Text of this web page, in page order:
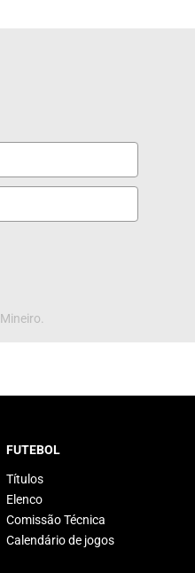
FUTEBOL
Títulos
Elenco
Comissão Técnica
Calendário de jogos